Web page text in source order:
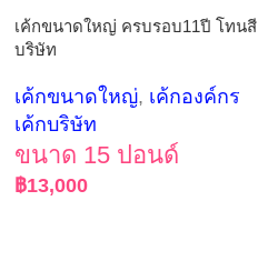
เค้กขนาดใหญ่ ครบรอบ11ปี โทนสี
บริษัท
เค้กขนาดใหญ่, เค้กองค์กร
เค้กบริษัท
ขนาด 15 ปอนด์
฿13,000